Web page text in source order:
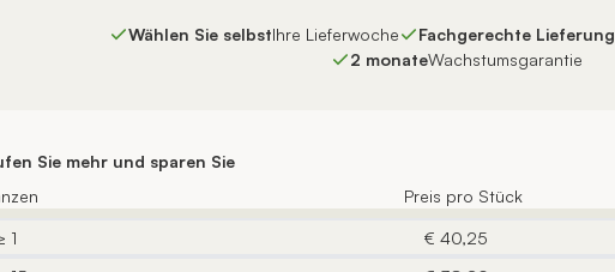
Wählen Sie selbstIhre Lieferwoche Fachgerechte Lieferung
2 monateWachstumsgarantie
Sie mehr und sparen Sie
Preis pro Stück
1
€ 40,25